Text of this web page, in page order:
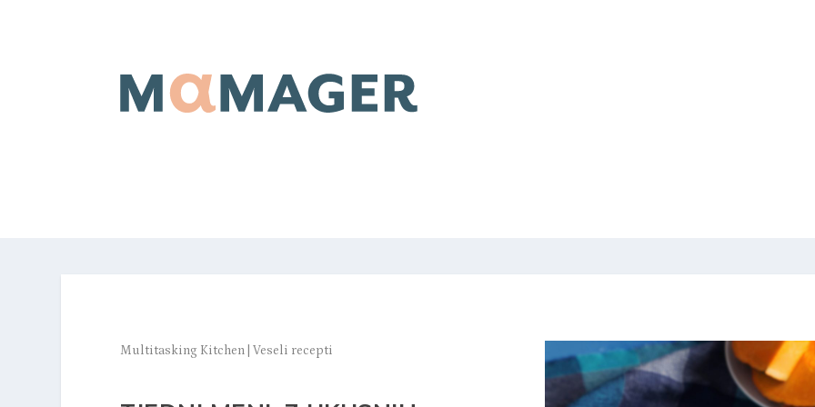
Multitasking Kitchen Veseli recepti